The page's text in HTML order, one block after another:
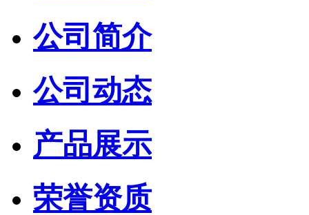
公司简介
公司动态
产品展示
荣誉资质